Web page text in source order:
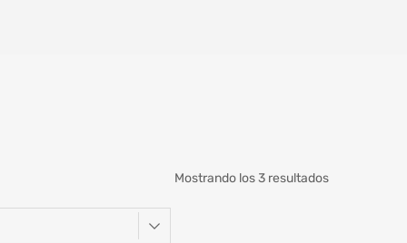
Mostrando los 3 resultados